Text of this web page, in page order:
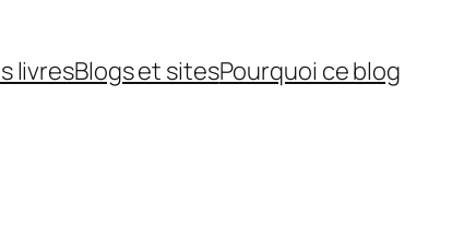
livresBlogs et sitesPourquoi ce blog